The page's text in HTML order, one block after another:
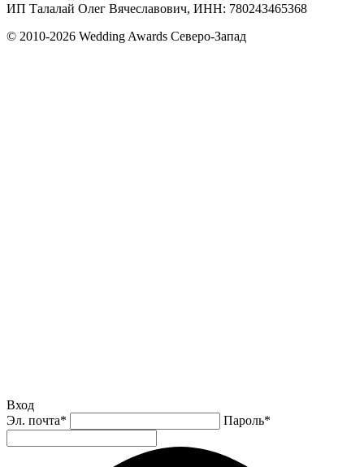
ИП Талалай Олег Вячеславович, ИНН: 780243465368
© 2010-2026 Wedding Awards Северо-Запад
Вход
Эл. почта* Пароль*